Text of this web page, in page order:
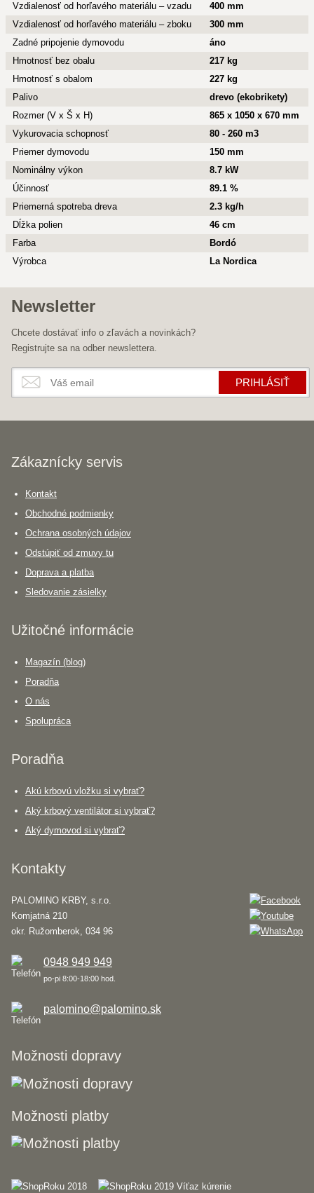
Vzdialenosť od horľavého materiálu – vzadu
400 mm
Vzdialenosť od horľavého materiálu – zboku
300 mm
Zadné pripojenie dymovodu
áno
Hmotnosť bez obalu
217 kg
Hmotnosť s obalom
227 kg
Palivo
drevo (ekobrikety)
Rozmer (V x Š x H)
865 x 1050 x 670 mm
Vykurovacia schopnosť
80 - 260 m3
Priemer dymovodu
150 mm
Nominálny výkon
8.7 kW
Účinnosť
89.1 %
Priemerná spotreba dreva
2.3 kg/h
Dĺžka polien
46 cm
Farba
Bordó
Výrobca
La Nordica
Newsletter
Chcete dostávať info o zľavách a novinkách?
Registrujte sa na odber newslettera.
PRIHLÁSIŤ
Zákaznícky servis
Kontakt
Obchodné podmienky
Ochrana osobných údajov
Odstúpiť od zmuvy tu
Doprava a platba
Sledovanie zásielky
Užitočné informácie
Magazín (blog)
Poradňa
O nás
Spolupráca
Poradňa
Akú krbovú vložku si vybrať?
Aký krbový ventilátor si vybrať?
Aký dymovod si vybrať?
Kontakty
PALOMINO KRBY, s.r.o.
Komjatná 210
okr. Ružomberok, 034 96
0948 949 949
po-pi 8:00-18:00 hod.
palomino@palomino.sk
Možnosti dopravy
Možnosti platby